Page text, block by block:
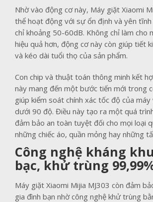
Nhờ vào động cơ này, Máy giặt Xiaomi
thể hoạt động với sự ổn định và yên
chỉ khoảng 50-60dB. Không chỉ làm cho
hiệu quả hơn, động cơ này còn giúp tiết
và kéo dài tuổi thọ của sản phẩm.
Con chip và thuật toán thông minh kết
này mang đến một bước tiến mới trong
giúp kiểm soát chính xác tốc độ của
dưới 90 độ. Điều này tạo ra một quá
đảm bảo an toàn tuyệt đối cho mọi loại
những chiếc áo, quần mỏng hay những
Công nghệ kháng
bạc, khử trùng
Máy giặt Xiaomi Mijia MJ303 còn đảm
gia đình bạn nhờ công nghệ khử trùng